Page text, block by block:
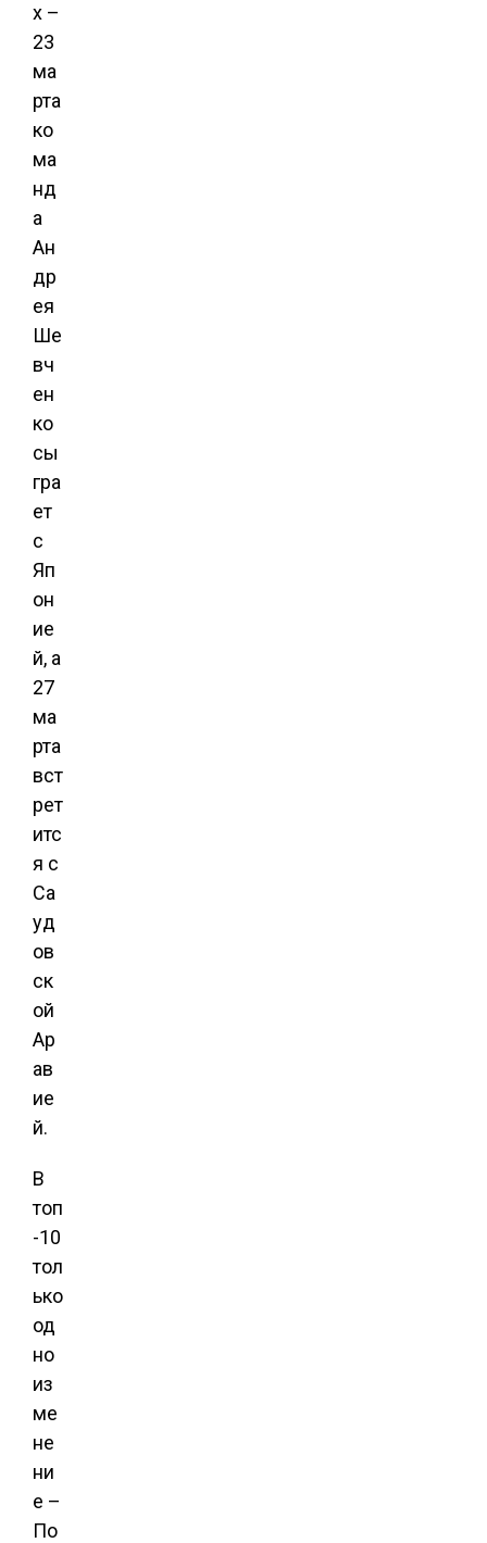
х –
23
ма
рта
ко
ма
нд
а
Ан
др
ея
Ше
вч
ен
ко
сы
гра
ет
с
Яп
он
ие
й, а
27
ма
рта
вст
рет
итс
я с
Са
уд
ов
ск
ой
Ар
ав
ие
й.
В
топ
-10
тол
ько
од
но
из
ме
не
ни
е –
По